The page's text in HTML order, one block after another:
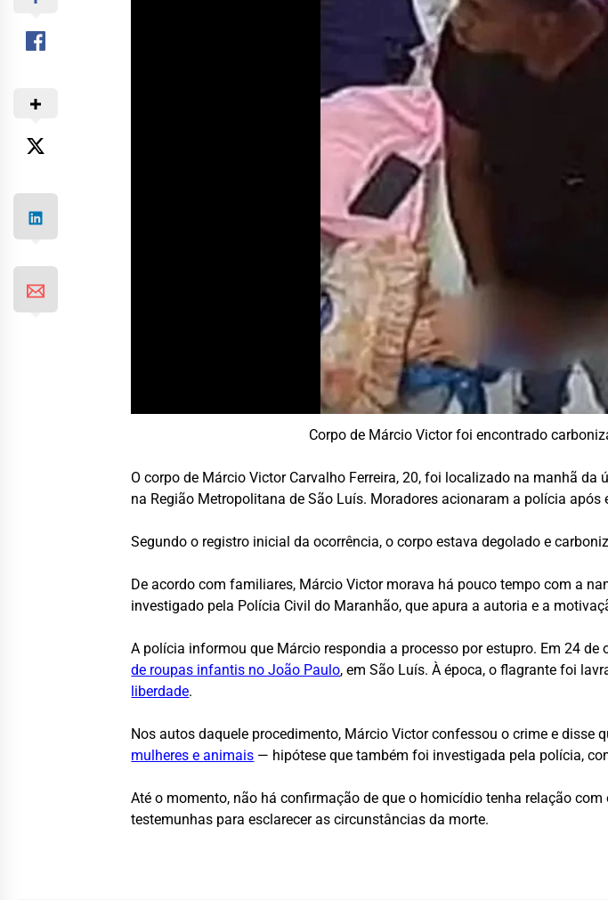
Corpo de Márcio Victor foi encontrado
O corpo de Márcio Victor Carvalho Ferreira, 20, foi localizado na manhã
na Região Metropolitana de São Luís. Moradores acionaram a polícia
Segundo o registro inicial da ocorrência, o corpo estava degolado e
De acordo com familiares, Márcio Victor morava há pouco tempo com a
investigado pela Polícia Civil do Maranhão, que apura a autoria e a
A polícia informou que Márcio respondia a processo por estupro. Em 24 de
de roupas infantis no João Paulo, em São Luís. À época, o flagrante foi
liberdade.
Nos autos daquele procedimento, Márcio Victor confessou o crime e disse
mulheres e animais — hipótese que também foi investigada pela polícia,
Até o momento, não há confirmação de que o homicídio tenha relação
testemunhas para esclarecer as circunstâncias da morte.